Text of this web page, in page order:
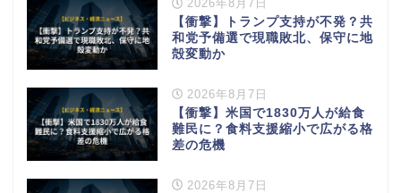
2026年8月7日
【衝撃】トランプ支持が不発？共
和党予備選で現職敗北、保守に地
殻変動か
2026年8月7日
【衝撃】米国で1830万人が給食
難民に？食料支援縮小で広がる格
差の危機
2026年8月7日